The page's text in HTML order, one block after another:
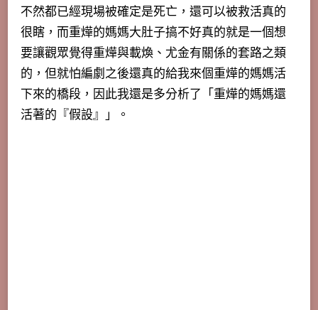
不然都已經現場被確定是死亡，還可以被救活真的
很瞎，而重燁的媽媽大肚子搞不好真的就是一個想
要讓觀眾覺得重燁與載煥、尤金有關係的套路之類
的，但就怕編劇之後還真的給我來個重燁的媽媽活
下來的橋段，因此我還是多分析了「重燁的媽媽還
活著的『假設』」。